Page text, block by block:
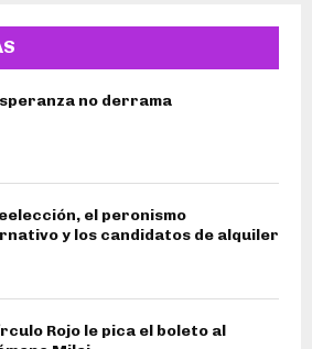
no derrama
el peronismo
y los candidatos de alquiler
Rojo le pica el boleto al